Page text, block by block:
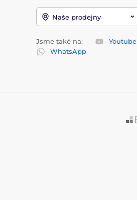
Naše prodejny
Jsme také na: Youtube
WhatsApp